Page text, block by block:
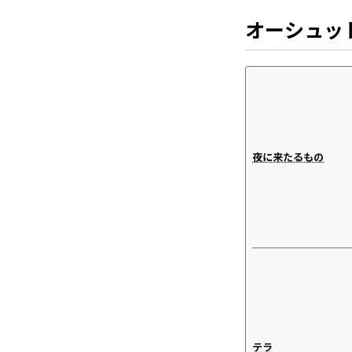
オーシュッ
夜に来たるもの
テラ